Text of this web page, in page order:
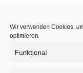
Wir verwenden Cookies,
optimieren.
Funktional